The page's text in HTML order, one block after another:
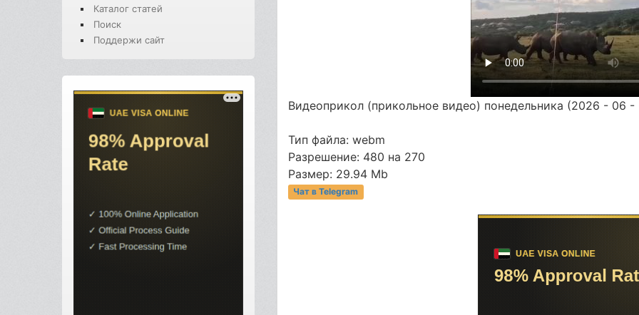
Каталог статей
Поиск
Поддержи сайт
Видеоприкол (прикольное видео) понедельника (2026 - 06 -
Тип файла: webm
Разрешение: 480 на 270
Размер: 29.94 Mb
Чат в Telegram